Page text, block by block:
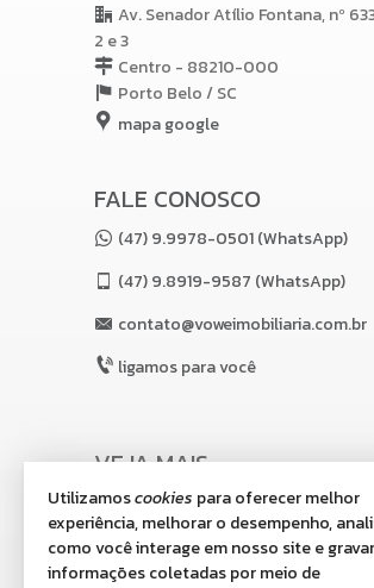
Av. Senador Atílio Fontana, nº
2 e 3
Centro - 88210-000
Porto Belo /SC
mapa google
FALE CONOSCO
(47) 9.9978-0501 (WhatsApp)
(47)9.8919-9587 (WhatsApp)
contato@voweimobiliaria.com.br
ligamos para você
VEJA MAIS
receba nosso newsletter
indicadores financeiros
Utilizamoscookies para oferecer melhor
experiência, melhorar o desempenho,
como você interage em nosso site e gravar
informações coletadas por meio de